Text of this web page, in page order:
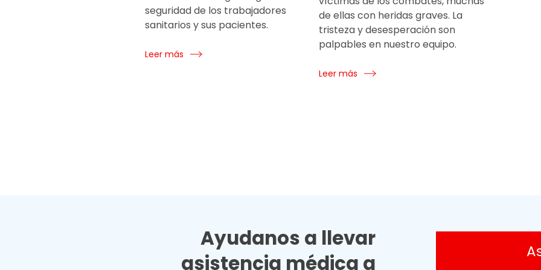
seguridad de los trabajadores
sanitarios y sus pacientes.
Leer más
de ellas con heridas graves. La
tristeza y desesperación son
palpables en nuestro equipo.
Leer más
Ayudanos a llevar
asistencia médica a